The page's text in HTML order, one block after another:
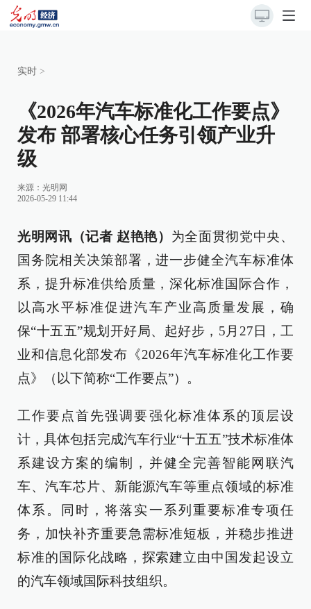
实时 >
《2026年汽车标准化工作要点》
发布 部署核心任务引领产业升
级‌
来源： 光明网
2026-05-29 11:44
光明网讯（记者 赵艳艳） 为全面贯彻党中央、
国务院相关决策部署，进一步健全汽车标准体
系，提升标准供给质量，深化标准国际合作，
以高水平标准促进汽车产业高质量发展，确
保“十五五”规划开好局、起好步，5月27日，工
业和信息化部发布《2026年汽车标准化工作要
点》（以下简称“工作要点”）。
工作要点首先强调要强化标准体系的顶层设
计，具体包括完成汽车行业“十五五”技术标准体
系建设方案的编制，并健全完善智能网联汽
车、汽车芯片、新能源汽车等重点领域的标准
体系。同时，将落实一系列重要标准专项任
务，加快补齐重要急需标准短板，并稳步推进
标准的国际化战略，探索建立由中国发起设立
的汽车领域国际科技组织。